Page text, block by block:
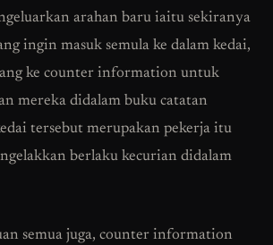
arahan baru iaitu sekiranya
ingin masuk semula ke dalam kedai,
ke counter information untuk
mereka didalam buku catatan
tersebut merupakan pekerja itu
berlaku kecurian didalam
semua juga, counter information